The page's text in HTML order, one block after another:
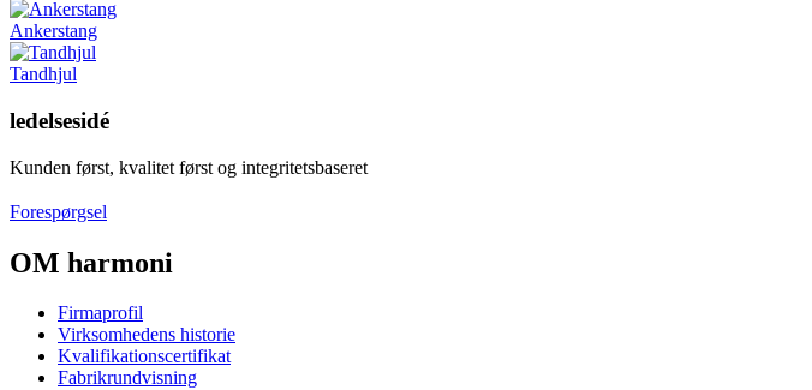
Ankerstang
Tandhjul
ledelsesidé
Kunden først, kvalitet først og integritetsbaseret
Forespørgsel
OM harmoni
Firmaprofil
Virksomhedens historie
Kvalifikationscertifikat
Fabrikrundvisning